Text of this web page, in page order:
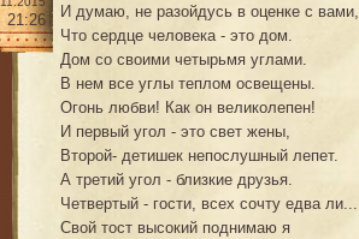
21:26
И думаю, не разойдусь в оценке с вами,
Что сердце человека - это дом.
Дом со своими четырьмя углами.
В нем все углы теплом освещены.
Огонь любви! Как он великолепен!
И первый угол - это свет жены,
Второй- детишек непослушный лепет.
А третий угол - близкие друзья.
Четвертый - гости, всех сочту едва ли...
Свой тост высокий поднимаю я